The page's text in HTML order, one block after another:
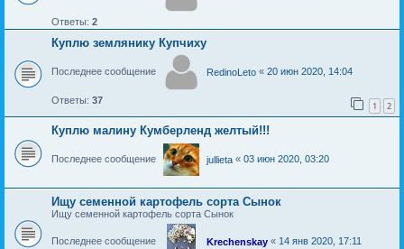
Ответы: 2
Куплю землянику Купчиху
Последнее сообщение RedinoLeto « 20 июн 2020, 14:04
Ответы: 37 1 2
Куплю малину Кумберленд желтый!!!
Последнее сообщение jullieta « 03 июн 2020, 03:20
Ищу семенной картофель сорта Сынок
Ищу семенной картофель сорта Сынок
Последнее сообщение Krechenskay « 14 янв 2020, 17:11